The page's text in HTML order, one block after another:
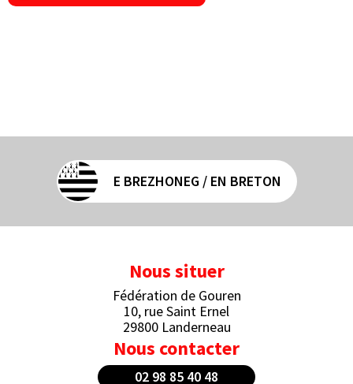
E BREZHONEG / EN BRETON
Nous situer
Fédération de Gouren
10, rue Saint Ernel
29800 Landerneau
Nous contacter
02 98 85 40 48